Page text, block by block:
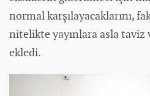
normal karşılayacaklarını,
nitelikte yayınlara asla
ekledi.